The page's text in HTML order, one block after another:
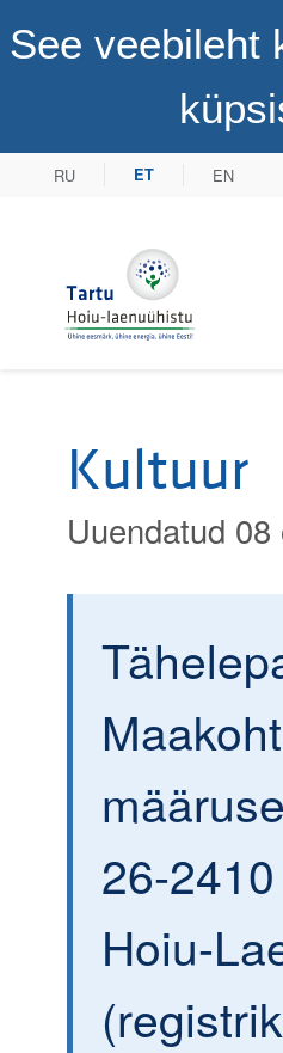
See veebileht
RU ET EN
Tartu Hoiu-
Kultuur
Uuendatud
26-
Hoiu-